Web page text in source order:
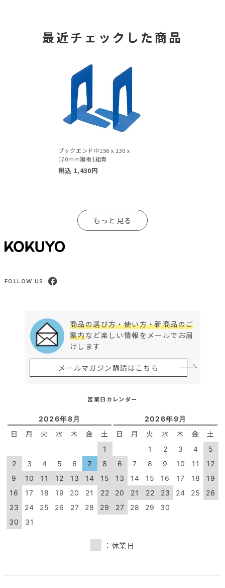
最近チェックした商品
ブックエンド中156ｘ130ｘ
170mm鋼板1組青
税込 1,430円
もっと見る
FOLLOW US
商品の選び方・使い方・新商品のご
案内など楽しい情報をメールでお届
けします
メールマガジン購読はこちら
営業日カレンダー
2026年8月
日 月 火 水 木 金 土
1
2
3 4 5 6 7
8
9
10 11 12 13 14
15
16
17 18 19 20 21
22
23
24 25 26 27 28
29
30
31
2026年9月
日 月 火 水 木 金 土
1 2 3 4
5
6
7 8 9 10 11
12
13
14 15 16 17 18
19
20
21 22 23 24 25
26
27
28 29 30
：休業日